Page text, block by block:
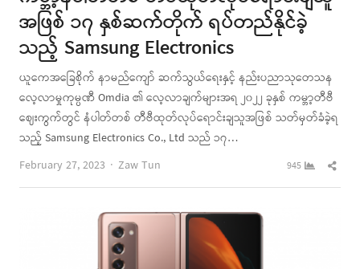
အဖြစ် ၁၇ နှစ်ဆက်တိုက် ရပ်တည်နိုင်ခဲ့
သည့် Samsung Electronics
ယူကေအခြေစိုက် နာမည်ကျော် ဆက်သွယ်ရေးနှင့် နည်းပညာသုတေသန
လေ့လာမှုကုမ္ပဏီ Omdia ၏ လေ့လာချက်များအရ ၂၀၂၂ ခုနှစ် ကမ္ဘာ့တီဗီ
ဈေးကွက်တွင် နံပါတ်တစ် တီဗီထုတ်လုပ်ရောင်းချသူအဖြစ် သတ်မှတ်ခံခဲ့ရ
သည့် Samsung Electronics Co., Ltd သည် ၁၇…
February 27, 2023
Author
Zaw Tun 945